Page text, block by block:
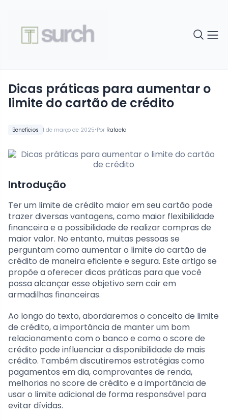
Benefícios 1 de março de 2025•Por Rafaela
Dicas práticas para aumentar o
limite do cartão de crédito
Introdução
Ter um limite de crédito maior em seu cartão pode
trazer diversas vantagens, como maior flexibilidade
financeira e a possibilidade de realizar compras de
maior valor. No entanto, muitas pessoas se
perguntam como aumentar o limite do cartão de
crédito de maneira eficiente e segura. Este artigo se
propõe a oferecer dicas práticas para que você
possa alcançar esse objetivo sem cair em
armadilhas financeiras.
Ao longo do texto, abordaremos o conceito de limite
de crédito, a importância de manter um bom
relacionamento com o banco e como o score de
crédito pode influenciar a disponibilidade de mais
crédito. Também discutiremos estratégias como
pagamentos em dia, comprovantes de renda,
melhorias no score de crédito e a importância de
usar o limite adicional de forma responsável para
evitar dívidas.